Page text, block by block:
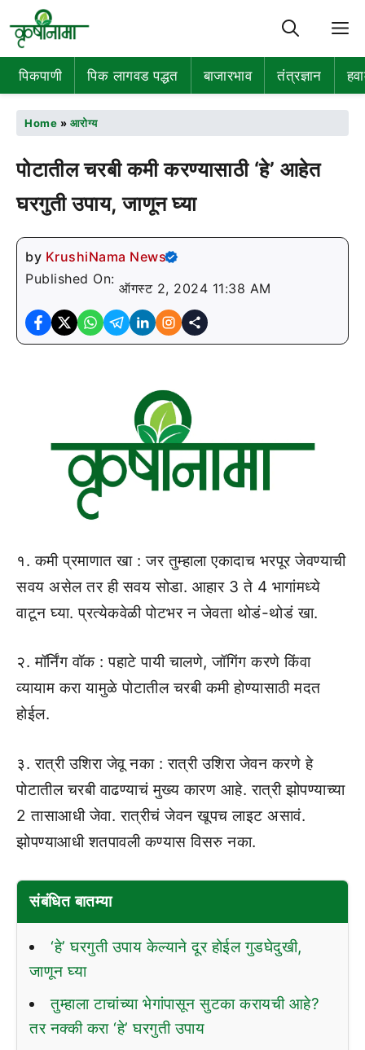
पिकपाणी पिक लागवड पद्धत बाजारभाव तंत्रज्ञान
Home » आरोग्य
पोटातील चरबी कमी करण्यासाठी ‘हे’ आहेत
घरगुती उपाय, जाणून घ्या
by KrushiNama News
Published On:
ऑगस्ट 2, 2024 11:38 AM
१. कमी प्रमाणात खा : जर तुम्हाला एकादाच भरपूर जेवण्याची
सवय असेल तर ही सवय सोडा. आहार 3 ते 4 भागांमध्ये
वाटून घ्या. प्रत्येकवेळी पोटभर न जेवता थोडं-थोडं खा.
२. मॉर्निंग वॉक : पहाटे पायी चालणे, जॉगिंग करणे किंवा
व्यायाम करा यामुळे पोटातील चरबी कमी होण्यासाठी मदत
होईल.
३. रात्री उशिरा जेवू नका : रात्री उशिरा जेवन करणे हे
पोटातील चरबी वाढण्याचं मुख्य कारण आहे. रात्री झोपण्याच्या
2 तासाआधी जेवा. रात्रीचं जेवन खूपच लाइट असावं.
झोपण्याआधी शतपावली कण्यास विसरु नका.
संबंधित बातम्या
‘हे’ घरगुती उपाय केल्याने दूर होईल गुडघेदुखी,
जाणून घ्या
तुम्हाला टाचांच्या भेगांपासून सुटका करायची आहे?
तर नक्की करा ‘हे’ घरगुती उपाय